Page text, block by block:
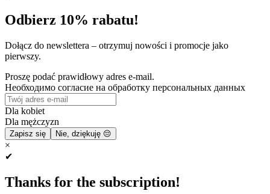
Odbierz 10% rabatu!
Dołącz do newslettera – otrzymuj nowości i promocje jako
pierwszy.
Proszę podać prawidłowy adres e-mail.
Необходимо согласие на обработку персональных данных
Dla kobiet
Dla mężczyzn
Zapisz się Nie, dziękuję 😔
×
✔
Thanks for the subscription!